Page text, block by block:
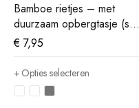
Bamboe rietjes – met
duurzaam opbergtasje (set
van 6)
€ 7,95
Opties selecteren